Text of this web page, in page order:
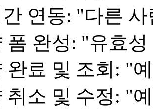
간 연동: "다른
폼 완성: "유효
완료 및 조회: "
취소 및 수정: "